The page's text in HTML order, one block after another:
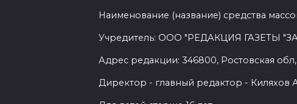
Наименование (название) средства
Учредитель: ООО "РЕДАКЦИЯ ГАЗЕТЫ
Адрес редакции: 346800, Ростовская
Директор - главный редактор - Киляхов